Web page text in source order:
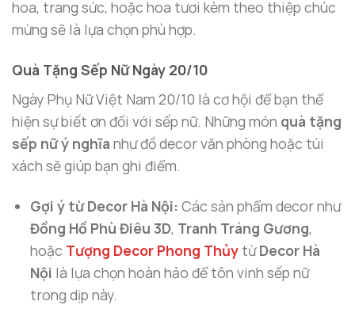
hoa, trang sức, hoặc hoa tươi kèm theo thiệp chúc
mừng sẽ là lựa chọn phù hợp.
Quà Tặng Sếp Nữ Ngày 20/10
Ngày Phụ Nữ Việt Nam 20/10 là cơ hội để bạn thể
hiện sự biết ơn đối với sếp nữ. Những món quà tặng
sếp nữ ý nghĩa như đồ decor văn phòng hoặc túi
xách sẽ giúp bạn ghi điểm.
Gợi ý từ Decor Hà Nội: Các sản phẩm decor như
Đồng Hồ Phù Điêu 3D, Tranh Tráng Gương,
hoặc Tượng Decor Phong ThủytừDecor Hà
Nội là lựa chọn hoàn hảo để tôn vinh sếp nữ
trong dịp này.